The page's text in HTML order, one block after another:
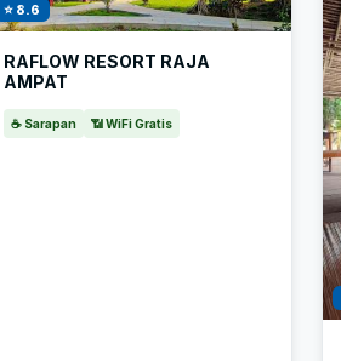
⭐ 8.6
RAFLOW RESORT RAJA
AMPAT
☕ Sarapan 📶 WiFi Gratis